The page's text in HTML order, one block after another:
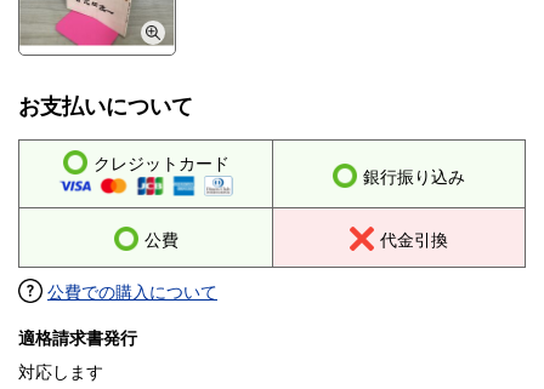
お支払いについて
クレジットカード
銀行振り込み
公費 代金引換
公費での購入について
適格請求書発行
対応します